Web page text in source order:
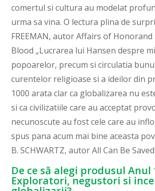
comertul si cultura au modelat
urma sa vina. O lectura plina de
FREEMAN, autor Affairs of
Blood „Lucrarea lui Hansen despre
popoarelor, precum si circulatia
curentelor religioase si a ideilor din
1000 arata clar ca globalizarea nu
si ca civilizatiile care au acceptat
necunoscute au fost cele care au
spus pana acum mai bine aceasta
B. SCHWARTZ, autor All Can Be Saved
De ce să alegi produsul Anul
Exploratori, negustori si